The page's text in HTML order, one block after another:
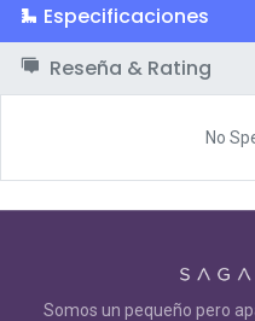
Especificaciones
Reseña & Rating
No
Somos un pequeño pero